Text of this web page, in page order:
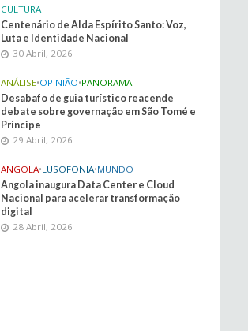
CULTURA
Centenário de Alda Espírito Santo: Voz,
Luta e Identidade Nacional
30 Abril, 2026
ANÁLISE•OPINIÃO•PANORAMA
Desabafo de guia turístico reacende
debate sobre governação em São Tomé e
Príncipe
29 Abril, 2026
ANGOLA•LUSOFONIA•MUNDO
Angola inaugura Data Center e Cloud
Nacional para acelerar transformação
digital
28 Abril, 2026